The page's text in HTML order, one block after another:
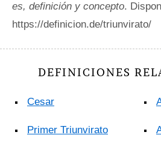
es, definición y concepto.
https://definicion.de/triunvirato/
DEFINICIONES
Cesar
Primer Triunvirato